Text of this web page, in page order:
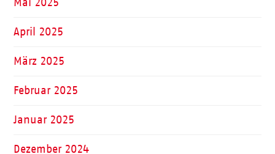
Mai 2025
April 2025
März 2025
Februar 2025
Januar 2025
Dezember 2024